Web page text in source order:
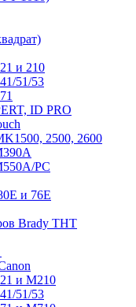
и 210
51/53
ID PRO
2500, 2600
PC
и 76E
Brady THT
и M210
51/53